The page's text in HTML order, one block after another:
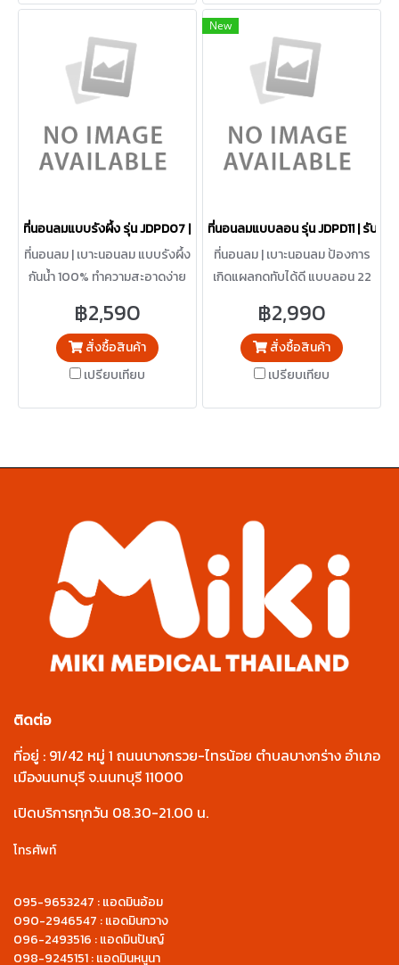
ที่นอนลมแบบรังผึ้ง รุ่น JDPD07 | รับประกันเครื่องปั๊มลม 1 ปี
ที่นอนลม | เบาะนอนลม แบบรังผึ้ง
กันน้ำ 100% ทำความสะอาดง่าย
เปลี่ยนจุดกดทับของร่ากาย
อัตโนมัติ
฿2,590
สั่งซื้อสินค้า
เปรียบเทียบ
New
ที่นอนลมแบบลอน รุ่น JDPD11 | รับปร
ที่นอนลม | เบาะนอนลม ป้องการ
เกิดแผลกดทับได้ดี แบบลอน 22
ง่ายถอดเปลี่ยนลอนได้ พร้อม
เครื่องปั๊มลมอัตโนมัติ
฿2,990
สั่งซื้อสินค้า
เปรียบเทียบ
ติดต่อ
ที่อยู่ : 91/42 หมู่ 1 ถนนบางกรวย-ไทรน้อย ตำบลบางกร่าง อำเภอ
เมืองนนทบุรี จ.นนทบุรี 11000
เปิดบริการทุกวัน 08.30-21.00 น.
โทรศัพท์
095-9653247 : แอดมินอ้อม
090-2946547 : แอดมินกวาง
096-2493516 : แอดมินปันญ์
098-9245151 : แอดมินหนูนา